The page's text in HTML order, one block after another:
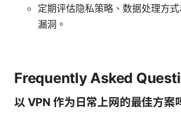
定期评估隐私策略、数据处理方
漏洞。
Frequently Asked
以 VPN 作为日常上网的最佳方案